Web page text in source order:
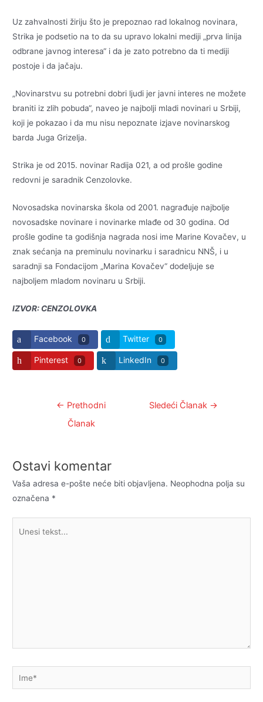
Uz zahvalnosti žiriju što je prepoznao rad lokalnog novinara,
Strika je podsetio na to da su upravo lokalni mediji „prva linija
odbrane javnog interesa“ i da je zato potrebno da ti mediji
postoje i da jačaju.
„Novinarstvu su potrebni dobri ljudi jer javni interes ne možete
braniti iz zlih pobuda“, naveo je najbolji mladi novinari u Srbiji,
koji je pokazao i da mu nisu nepoznate izjave novinarskog
barda Juga Grizelja.
Strika je od 2015. novinar Radija 021, a od prošle godine
redovni je saradnik Cenzolovke.
Novosadska novinarska škola od 2001. nagrađuje najbolje
novosadske novinare i novinarke mlađe od 30 godina. Od
prošle godine ta godišnja nagrada nosi ime Marine Kovačev, u
znak sećanja na preminulu novinarku i saradnicu NNŠ, i u
saradnji sa Fondacijom „Marina Kovačev“ dodeljuje se
najboljem mladom novinaru u Srbiji.
IZVOR: CENZOLOVKA
Facebook 0 Twitter 0
Pinterest 0 LinkedIn 0
Kretanje← Prethodni
Članak
Sledeći Članak →
Ostavi komentar
Vaša adresa e-pošte neće biti objavljena. Neophodna polja su
označena *
Ime*